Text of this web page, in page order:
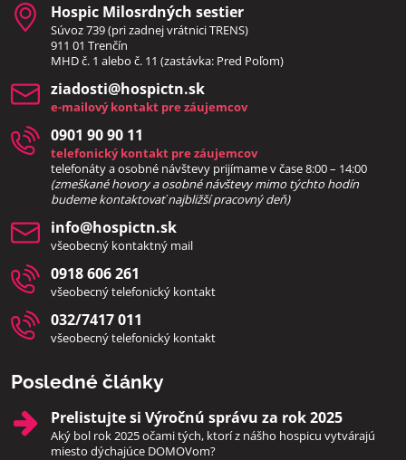
Hospic Milosrdných sestier
Súvoz 739 (pri zadnej vrátnici TRENS)
911 01 Trenčín
MHD č. 1 alebo č. 11 (zastávka: Pred Poľom)
ziadosti​@hospictn​.sk
e-mailový kontakt pre záujemcov
0901 90 90 11
telefonický kontakt pre záujemcov
telefonáty a osobné návštevy prijímame v čase 8:00 – 14:00
(zmeškané hovory a osobné návštevy mimo týchto hodín
budeme kontaktovať najbližší pracovný deň)
info​@hospictn​.sk
všeobecný kontaktný mail
0918 606 261
všeobecný telefonický kontakt
032/7417 011
všeobecný telefonický kontakt
Posledné články
Prelistujte si Výročnú správu za rok 2025
Aký bol rok 2025 očami tých, ktorí z nášho hospicu vytvárajú
miesto dýchajúce DOMOVom?